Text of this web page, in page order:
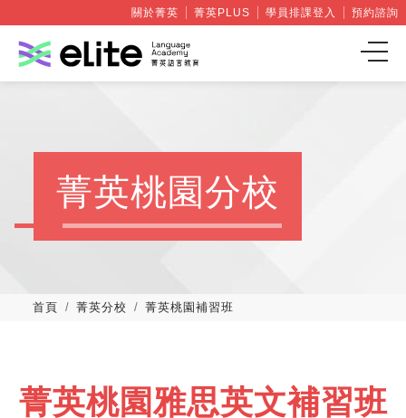
關於菁英 菁英PLUS 學員排課登入 預約諮詢
菁英桃園分校
首頁 菁英分校 菁英桃園補習班
菁英桃園雅思英文補習班